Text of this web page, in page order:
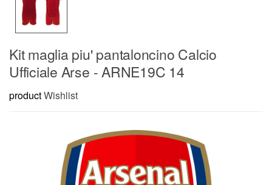
Kit maglia piu' pantaloncino Calcio
Ufficiale Arse - ARNE19C 14
productWishlist